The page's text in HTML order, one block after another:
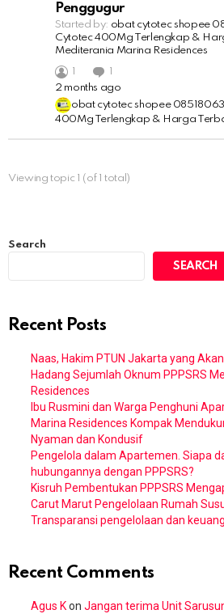
Penggugur
Started by: obat cytotec shopee
Cytotec 400Mg Terlengkap &
Mediterania Marina Residences
1
1
2 months ago
obat cytotec shopee
400Mg Terlengkap & Harga
Viewing topic 1 (of 1 total)
Search
SEARCH
Recent Posts
Naas, Hakim PTUN Jakarta yang
Hadang Sejumlah Oknum PPPSRS
Residences
Ibu Rusmini dan Warga Penghuni
Marina Residences Kompak
Nyaman dan Kondusif
Pengelola dalam Apartemen. Siapa
hubungannya dengan PPPSRS?
Kisruh Pembentukan PPPSRS
Carut Marut Pengelolaan Rumah
Transparansi pengelolaan dan
Recent Comments
Agus Kon Jangan terima Unit